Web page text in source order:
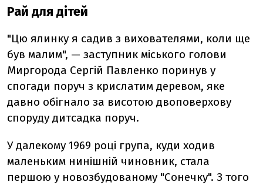
Рай для дітей
"Цю ялинку я садив з вихователями, коли ще
був малим", — заступник міського голови
Миргорода Сергій Павленко поринув у
спогади поруч з крислатим деревом, яке
давно обігнало за висотою двоповерхову
споруду дитсадка поруч.
У далекому 1969 році група, куди ходив
маленьким нинішній чиновник, стала
першою у новозбудованому "Сонечку". З того